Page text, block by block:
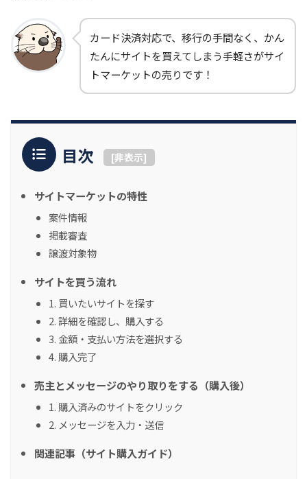
カード決済対応で、移行の手間なく、かん
たんにサイトを買えてしまう手軽さがサイ
トマーケットの売りです！
目次 [非表示]
サイトマーケットの特性
案件情報
掲載審査
譲渡対象物
サイトを買う流れ
1. 買いたいサイトを探す
2. 詳細を確認し、購入する
3. 金額・支払い方法を選択する
4. 購入完了
売主とメッセージのやり取りをする（購入後）
1. 購入済みのサイトをクリック
2. メッセージを入力・送信
関連記事（サイト購入ガイド）